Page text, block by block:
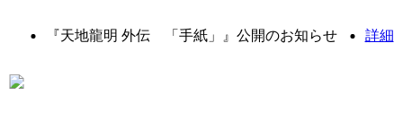
『天地龍明 外伝 「手紙」』公開のお知らせ 詳細